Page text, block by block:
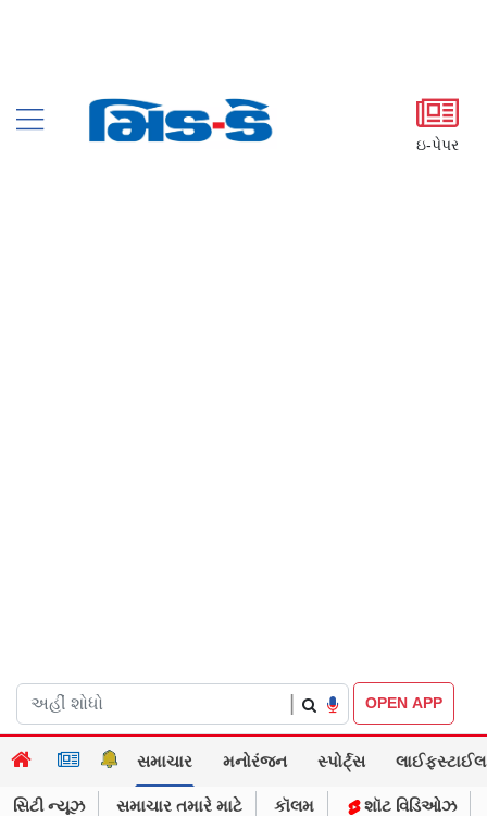
ઇ-પેપર
OPEN APP
સમાચાર મનોરંજન સ્પોર્ટ્સ લાઈફસ્ટાઈલ
સિટી ન્યૂઝ સમાચાર તમારે માટે કૉલમ શૉટ વિડિઓઝ